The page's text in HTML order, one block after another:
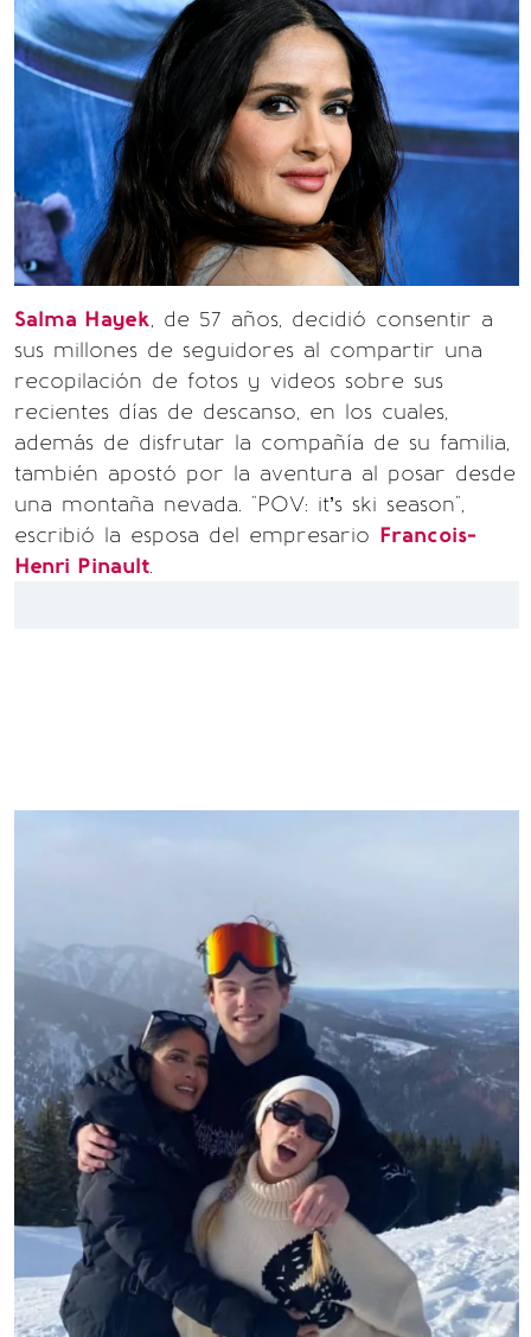
Salma Hayek, de 57 años, decidió consentir a
sus millones de seguidores al compartir una
recopilación de fotos y videos sobre sus
recientes días de descanso, en los cuales,
además de disfrutar la compañía de su familia,
también apostó por la aventura al posar desde
una montaña nevada. "POV: it’s ski season",
escribió la esposa del empresario Francois-
Henri Pinault.